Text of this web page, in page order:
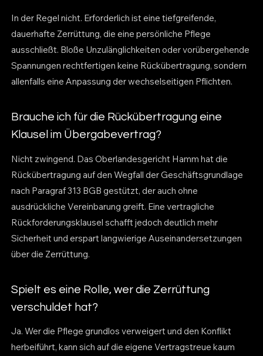
In der Regel nicht. Erforderlich ist eine tiefgreifende,
dauerhafte Zerrüttung, die eine persönliche Pflege
ausschließt. Bloße Unzulänglichkeiten oder vorübergehende
Spannungen rechtfertigen keine Rückübertragung, sondern
allenfalls eine Anpassung der wechselseitigen Pflichten.
Brauche ich für die Rückübertragung eine
Klausel im Übergabevertrag?
Nicht zwingend. Das Oberlandesgericht Hamm hat die
Rückübertragung auf den Wegfall der Geschäftsgrundlage
nach Paragraf 313 BGB gestützt, der auch ohne
ausdrückliche Vereinbarung greift. Eine vertragliche
Rückforderungsklausel schafft jedoch deutlich mehr
Sicherheit und erspart langwierige Auseinandersetzungen
über die Zerrüttung.
Spielt es eine Rolle, wer die Zerrüttung
verschuldet hat?
Ja. Wer die Pflege grundlos verweigert und den Konflikt
herbeiführt, kann sich auf die eigene Vertragstreue kaum